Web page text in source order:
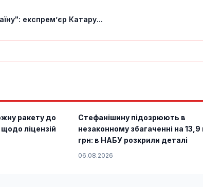
експремʼєр Катару...
ракету до
ліцензій
Стефанішину підозрюють в
незаконному збагаченні на
грн: в НАБУ розкрили деталі
06.08.2026